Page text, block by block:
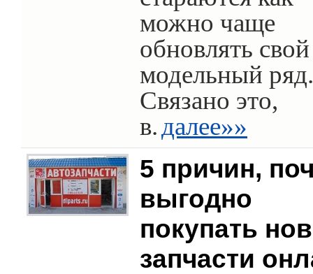
можно чаще
обновлять свой
модельный ряд.
Связано это,
в.далее»»
5 причин,
выгодно
покупать
запчасти